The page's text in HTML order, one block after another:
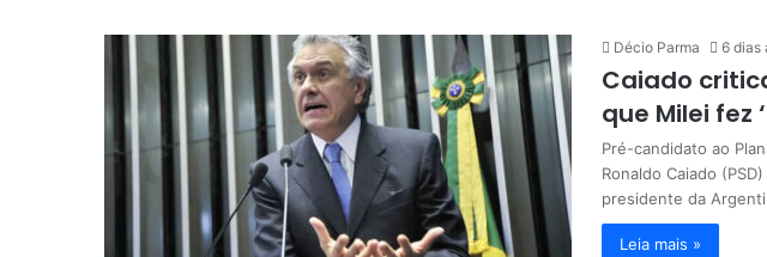
Décio Parma 6 dias
Caiado
que Milei fez
Pré-candidato ao
Ronaldo Caiado
presidente da
Leia mais »